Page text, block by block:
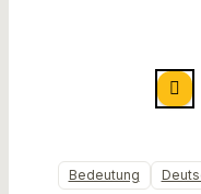
Bedeutung